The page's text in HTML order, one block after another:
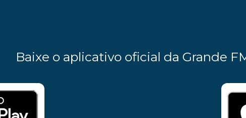
Baixe o aplicativo oficial da Grande